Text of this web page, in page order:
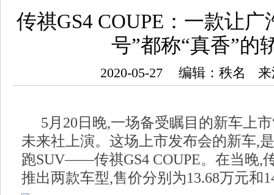
传祺GS4 COUPE：一款让
号”都称“真香”的
2020-05-27 编辑：秩名
5月20日晚,一场备受瞩目的新车上
未来社上演。这场上市发布会的新车,
跑SUV——传祺GS4 COUPE。在当晚,
推出两款车型,售价分别为13.68万元和